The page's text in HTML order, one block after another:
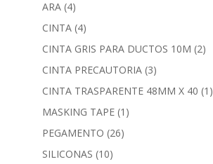
ARA (4)
CINTA (4)
CINTA GRIS PARA DUCTOS 10M (2)
CINTA PRECAUTORIA (3)
CINTA TRASPARENTE 48MM X 40 (1)
MASKING TAPE (1)
PEGAMENTO (26)
SILICONAS (10)